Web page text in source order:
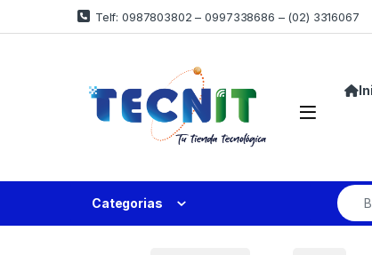
Telf: 0987803802 – 0997338686 – (02) 3316067
Categorias